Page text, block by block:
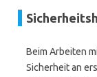
Beim Arbeiten
Sicherheit an